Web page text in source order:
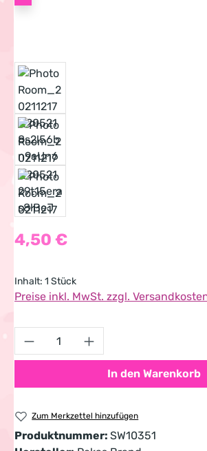
Regulärer Preis:
4,50 €
Inhalt: 1 Stück
Preise inkl. MwSt. zzgl.
Produkt Anzahl: Gib den
In den Warenkorb
Zum Merkzettel hinzufügen
Produktnummer: SW10351